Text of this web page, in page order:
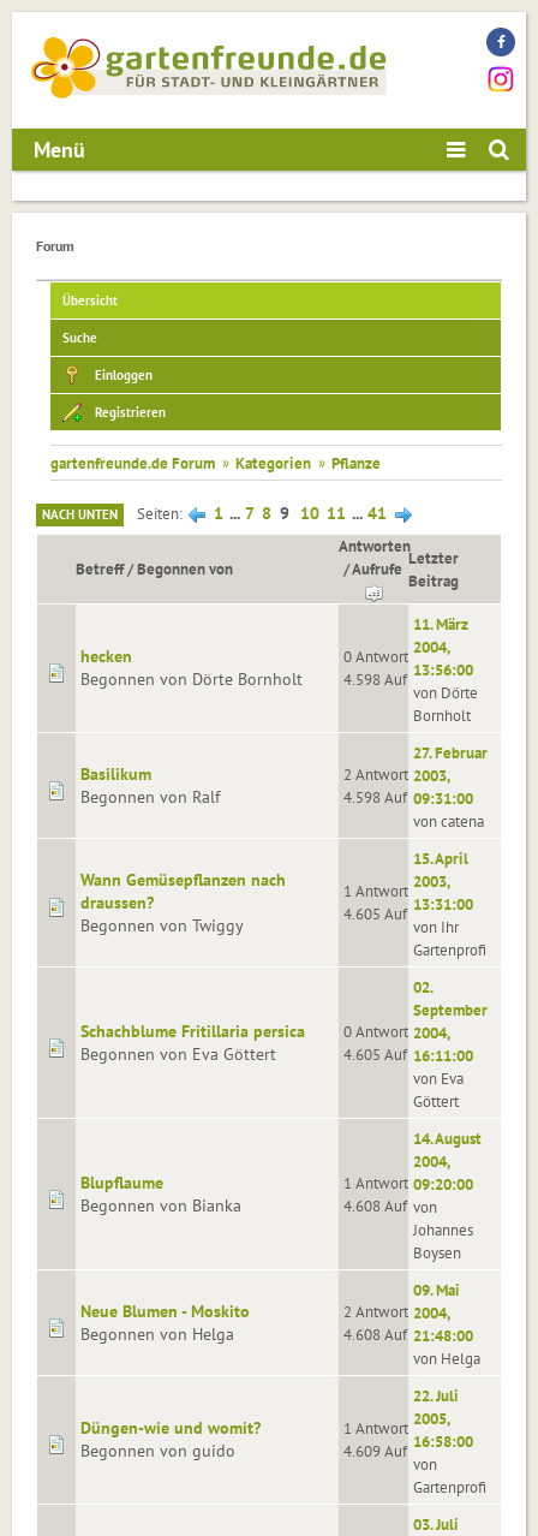
Menü
Forum
Übersicht
Suche
Einloggen
Registrieren
gartenfreunde.de Forum » Kategorien » Pflanze
NACH UNTEN Seiten 1 ... 7 8 9 10 11 ... 41
Betreff/Begonnen von
Antworten
/Aufrufe
Letzter
Beitrag
hecken
Begonnen von Dörte Bornholt
0 Antworten
4.598 Aufrufe
11. März
2004,
13:56:00
von Dörte
Bornholt
Basilikum
Begonnen von Ralf
2 Antworten
4.598 Aufrufe
27. Februar
2003,
09:31:00
von catena
Wann Gemüsepflanzen nach
draussen?
Begonnen von Twiggy
1 Antworten
4.605 Aufrufe
15. April
2003,
13:31:00
von Ihr
Gartenprofi
Schachblume Fritillaria persica
Begonnen von Eva Göttert
0 Antworten
4.605 Aufrufe
02.
September
2004,
16:11:00
von Eva
Göttert
Blupflaume
Begonnen von Bianka
1 Antworten
4.608 Aufrufe
14. August
2004,
09:20:00
von
Johannes
Boysen
Neue Blumen - Moskito
Begonnen von Helga
2 Antworten
4.608 Aufrufe
09. Mai
2004,
21:48:00
von Helga
Düngen-wie und womit?
Begonnen von guido
1 Antworten
4.609 Aufrufe
22. Juli
2005,
16:58:00
von
Gartenprofi
03. Juli